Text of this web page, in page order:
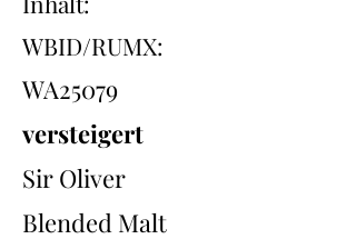
WBID/RUMX:
WA25079
versteigert
Sir Oliver
Blended Malt